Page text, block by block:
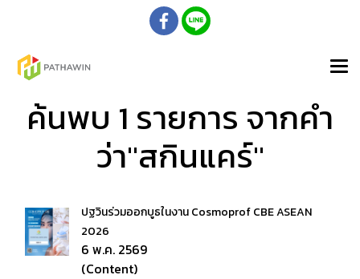
ค้นพบ 1 รายการ จากคำ
ว่า"สกินแคร์"
ปฐวินร่วมออกบูธในงาน Cosmoprof CBE ASEAN
2026
6 พ.ค. 2569
(Content)